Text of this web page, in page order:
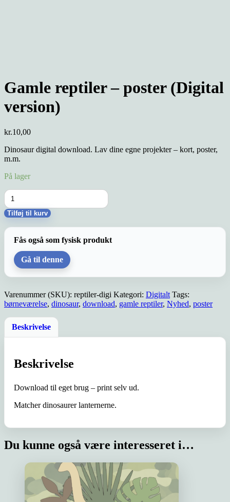
Gamle reptiler – poster (Digital
version)
kr.10,00
Dinosaur digital download. Lav dine egne projekter – kort, poster,
m.m.
På lager
Gamle
reptiler
-
(Digital
version)
Tilføj til kurv
Fås også som fysisk produkt
Gå til denne
Varenummer (SKU): reptiler-digi Kategori: Digitalt Tags:
børneværelse, dinosaur, download, gamle reptiler, Nyhed, poster
Beskrivelse
Beskrivelse
Download til eget brug – print selv ud.
Matcher dinosaurer lanternerne.
Du kunne også være interesseret i…